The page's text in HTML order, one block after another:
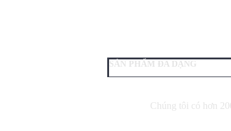
SẢN PHẨM ĐA DẠNG
Chúng tôi có hơn